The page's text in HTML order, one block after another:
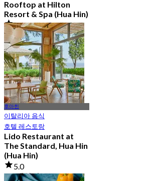
Rooftop at Hilton
Resort & Spa (Hua Hin)
4.9
3.3K 예약됨
에서฿ 700
후아힌
이탈리아 음식
호텔 레스토랑
Lido Restaurant at
The Standard, Hua Hin
(Hua Hin)
5.0
1K 예약됨